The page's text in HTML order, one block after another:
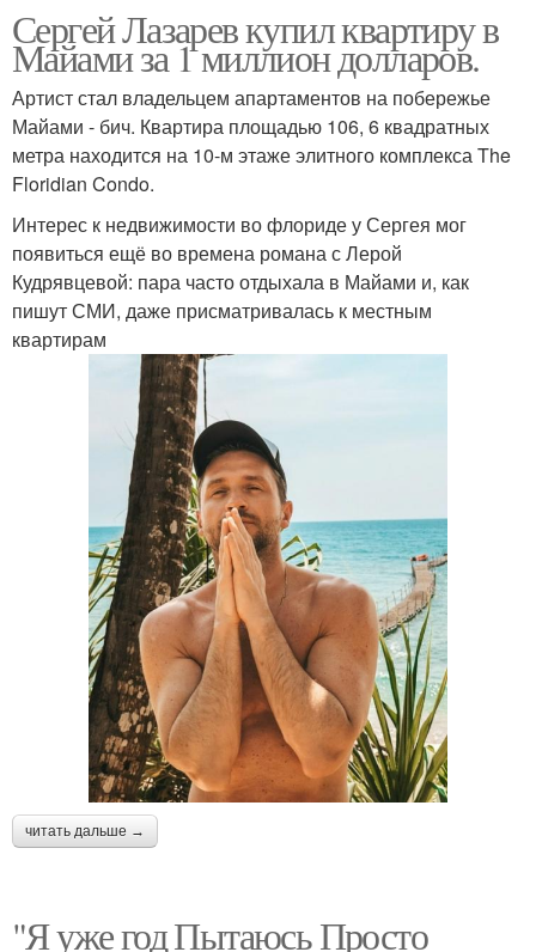
Сергей Лазарев купил квартиру в
Майами за 1 миллион долларов.
Артист стал владельцем апартаментов на побережье
Майами - бич. Квартира площадью 106, 6 квадратных
метра находится на 10-м этаже элитного комплекса The
Floridian Condo.
Интерес к недвижимости во флориде у Сергея мог
появиться ещё во времена романа с Лерой
Кудрявцевой: пара часто отдыхала в Майами и, как
пишут СМИ, даже присматривалась к местным
квартирам
читать дальше →
"Я уже год Пытаюсь Просто